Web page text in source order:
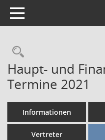
Toggle navigation
Haupt- und
Termine 2021
Informationen
Vertreter